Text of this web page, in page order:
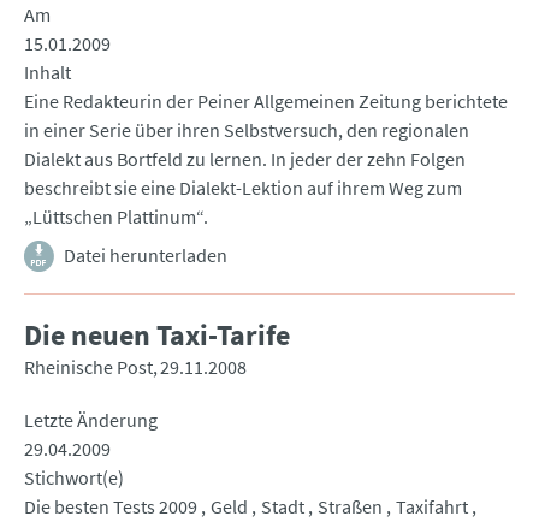
Am
15.01.2009
Inhalt
Eine Redakteurin der Peiner Allgemeinen Zeitung berichtete
in einer Serie über ihren Selbstversuch, den regionalen
Dialekt aus Bortfeld zu lernen. In jeder der zehn Folgen
beschreibt sie eine Dialekt-Lektion auf ihrem Weg zum
„Lüttschen Plattinum“.
Datei herunterladen
Die neuen Taxi-Tarife
Rheinische Post 29.11.2008
Letzte Änderung
29.04.2009
Stichwort(e)
Die besten Tests 2009 Geld Stadt Straßen Taxifahrt